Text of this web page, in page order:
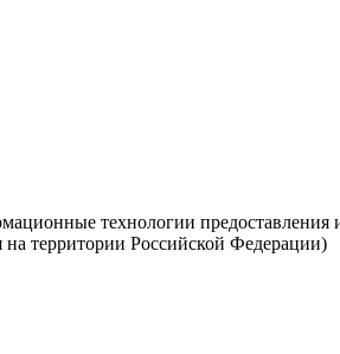
технологии предоставления
на территории Российской Федерации)